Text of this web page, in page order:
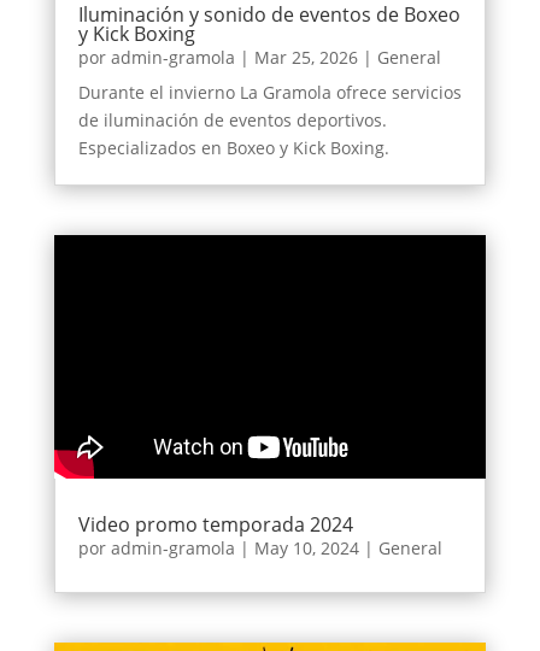
Iluminación y sonido de eventos de Boxeo
y Kick Boxing
por admin-gramola | Mar 25, 2026| General
Durante el invierno La Gramola ofrece servicios
de iluminación de eventos deportivos.
Especializados en Boxeo y Kick Boxing.
Video promo temporada 2024
por admin-gramola | May 10, 2024| General